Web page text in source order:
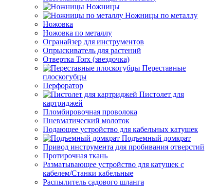
Ножницы
Ножницы по металлу
Ножовка
Ножовка по металлу
Огранайзер для инструментов
Опрыскиватель для растений
Отвертка Torx (звездочка)
Переставные
плоскогубцы
Перфоратор
Пистолет для
картриджей
Пломбировочная проволока
Пневматический молоток
Подающее устройство для кабельных катушек
Подъемный домкрат
Привод инструмента для пробивания отверстий
Протирочная ткань
Разматывающее устройство для катушек с
кабелем/Станки кабельные
Распылитель садового шланга